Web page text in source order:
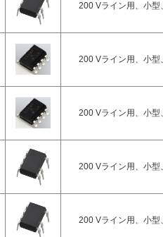
200 Vライン用、小型
200 Vライン用、小型
200 Vライン用、小型
200 Vライン用、小型
200 Vライン用、小型